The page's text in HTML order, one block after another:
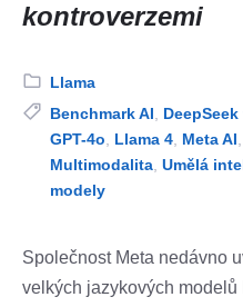
kontroverzemi
Category:
Llama
Tags:
Benchmark AI, DeepSeek
GPT-4o, Llama 4, Meta AI,
Multimodalita, Umělá
modely
Společnost Meta nedávno
velkých jazykových